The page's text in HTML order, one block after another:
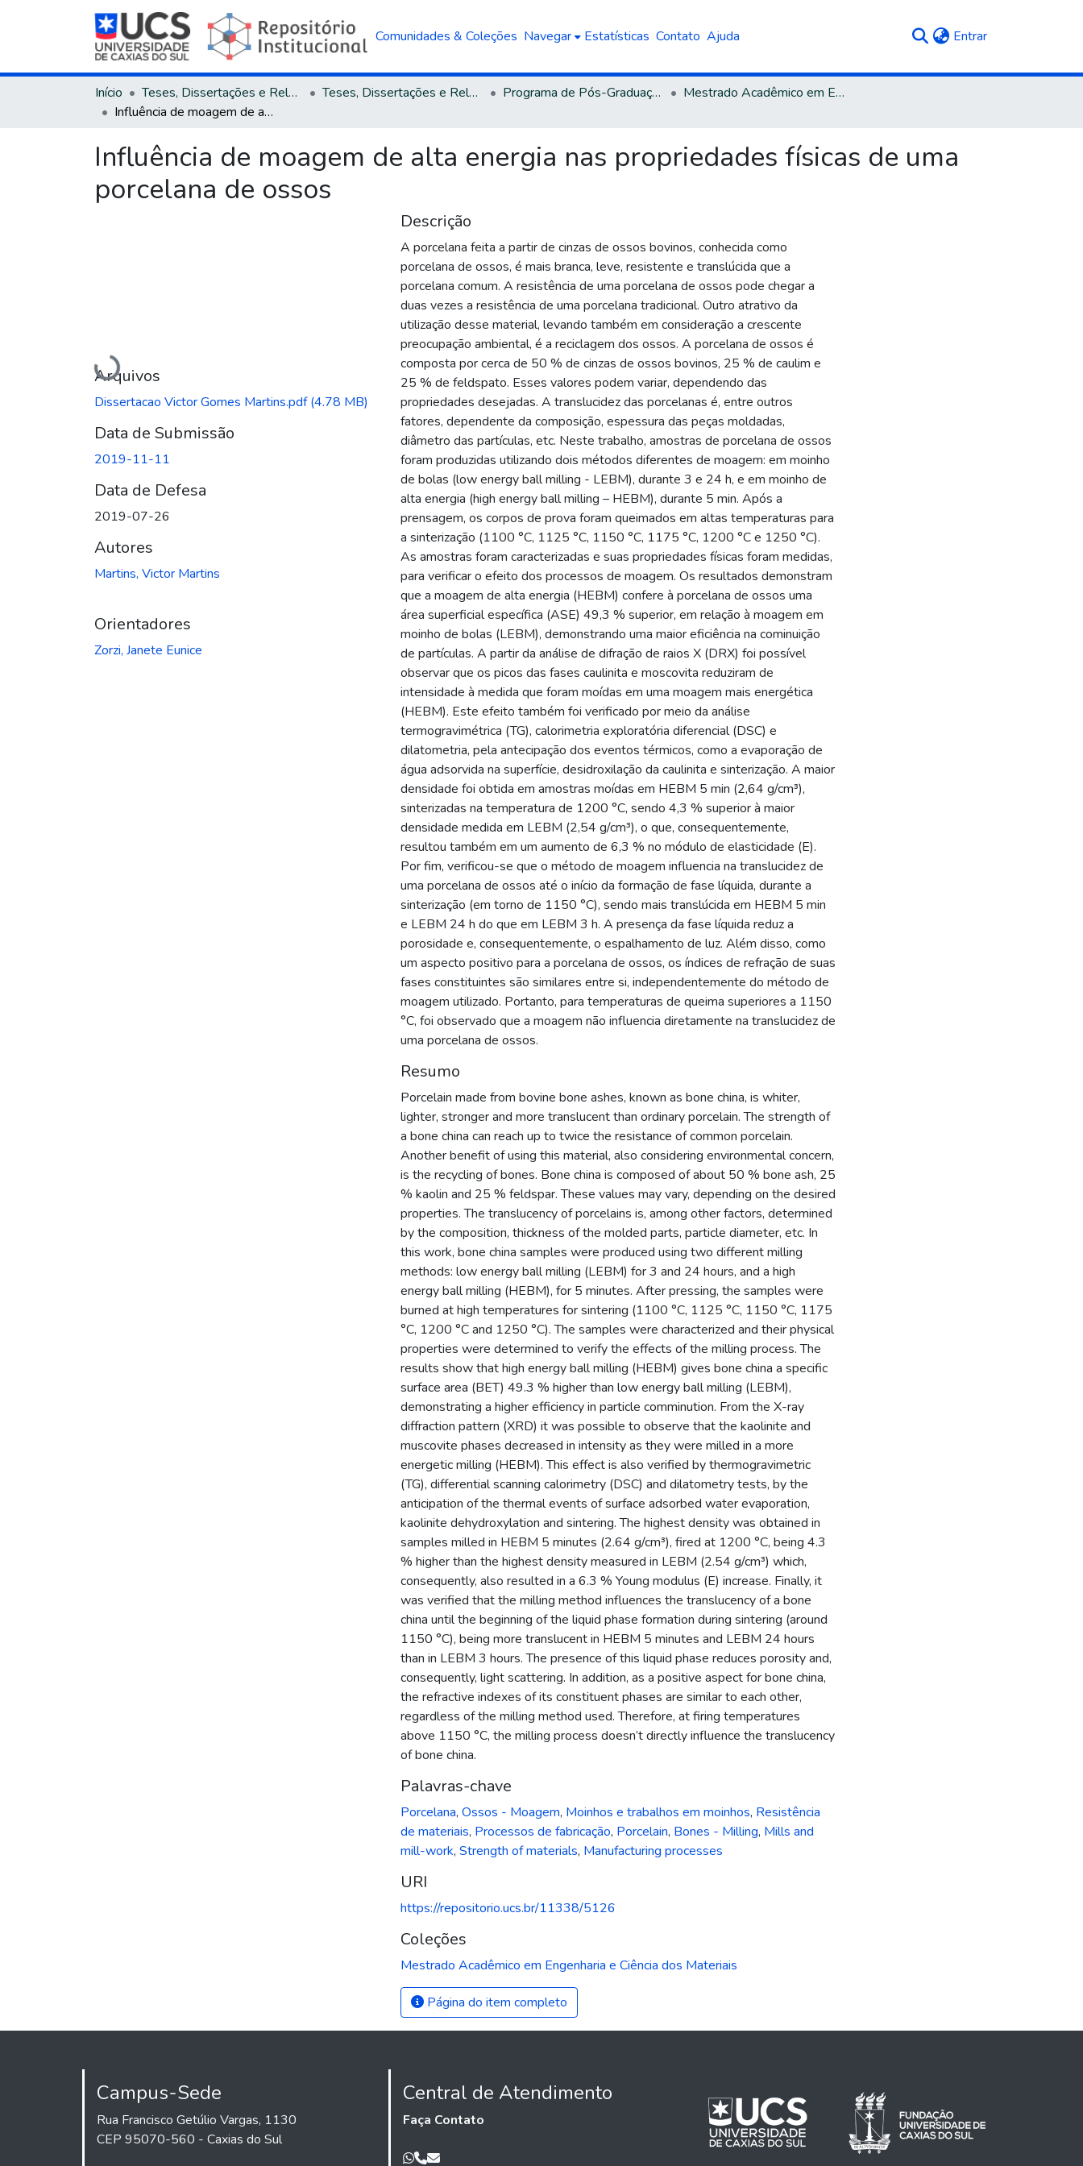
Comunidades & Coleções Navegar Estatísticas Contato Ajuda Entrar(current)
Início Teses, Dissertações e Relatórios Teses, Dissertações e Relatórios defendidos na UCS Programa de Pós-Graduação em Engenharia e Ciência dos Materiais
Mestrado Acadêmico em Engenharia e Ciência dos Materiais
Influência de moagem de alta energia nas propriedades físicas de uma porcelana de ossos
Influência de moagem de alta energia nas propriedades físicas de uma
porcelana de ossos
Carregando...
Arquivos
Dissertacao Victor Gomes Martins.pdf(4.78 MB)
Data de Submissão
2019-11-11
Data de Defesa
2019-07-26
Autores
Martins, Victor Martins
Orientadores
Zorzi, Janete Eunice
Descrição
A porcelana feita a partir de cinzas de ossos bovinos, conhecida como
porcelana de ossos, é mais branca, leve, resistente e translúcida que a
porcelana comum. A resistência de uma porcelana de ossos pode chegar a
duas vezes a resistência de uma porcelana tradicional. Outro atrativo da
utilização desse material, levando também em consideração a crescente
preocupação ambiental, é a reciclagem dos ossos. A porcelana de ossos é
composta por cerca de 50 % de cinzas de ossos bovinos, 25 % de caulim e
25 % de feldspato. Esses valores podem variar, dependendo das
propriedades desejadas. A translucidez das porcelanas é, entre outros
fatores, dependente da composição, espessura das peças moldadas,
diâmetro das partículas, etc. Neste trabalho, amostras de porcelana de ossos
foram produzidas utilizando dois métodos diferentes de moagem: em moinho
de bolas (low energy ball milling - LEBM), durante 3 e 24 h, e em moinho de
alta energia (high energy ball milling – HEBM), durante 5 min. Após a
prensagem, os corpos de prova foram queimados em altas temperaturas para
a sinterização (1100 °C, 1125 °C, 1150 °C, 1175 °C, 1200 °C e 1250 °C).
As amostras foram caracterizadas e suas propriedades físicas foram medidas,
para verificar o efeito dos processos de moagem. Os resultados demonstram
que a moagem de alta energia (HEBM) confere à porcelana de ossos uma
área superficial específica (ASE) 49,3 % superior, em relação à moagem em
moinho de bolas (LEBM), demonstrando uma maior eficiência na cominuição
de partículas. A partir da análise de difração de raios X (DRX) foi possível
observar que os picos das fases caulinita e moscovita reduziram de
intensidade à medida que foram moídas em uma moagem mais energética
(HEBM). Este efeito também foi verificado por meio da análise
termogravimétrica (TG), calorimetria exploratória diferencial (DSC) e
dilatometria, pela antecipação dos eventos térmicos, como a evaporação de
água adsorvida na superfície, desidroxilação da caulinita e sinterização. A maior
densidade foi obtida em amostras moídas em HEBM 5 min (2,64 g/cm³),
sinterizadas na temperatura de 1200 °C, sendo 4,3 % superior à maior
densidade medida em LEBM (2,54 g/cm³), o que, consequentemente,
resultou também em um aumento de 6,3 % no módulo de elasticidade (E).
Por fim, verificou-se que o método de moagem influencia na translucidez de
uma porcelana de ossos até o início da formação de fase líquida, durante a
sinterização (em torno de 1150 °C), sendo mais translúcida em HEBM 5 min
e LEBM 24 h do que em LEBM 3 h. A presença da fase líquida reduz a
porosidade e, consequentemente, o espalhamento de luz. Além disso, como
um aspecto positivo para a porcelana de ossos, os índices de refração de suas
fases constituintes são similares entre si, independentemente do método de
moagem utilizado. Portanto, para temperaturas de queima superiores a 1150
°C, foi observado que a moagem não influencia diretamente na translucidez de
uma porcelana de ossos.
Resumo
Porcelain made from bovine bone ashes, known as bone china, is whiter,
lighter, stronger and more translucent than ordinary porcelain. The strength of
a bone china can reach up to twice the resistance of common porcelain.
Another benefit of using this material, also considering environmental concern,
is the recycling of bones. Bone china is composed of about 50 % bone ash, 25
% kaolin and 25 % feldspar. These values may vary, depending on the desired
properties. The translucency of porcelains is, among other factors, determined
by the composition, thickness of the molded parts, particle diameter, etc. In
this work, bone china samples were produced using two different milling
methods: low energy ball milling (LEBM) for 3 and 24 hours, and a high
energy ball milling (HEBM), for 5 minutes. After pressing, the samples were
burned at high temperatures for sintering (1100 °C, 1125 °C, 1150 °C, 1175
°C, 1200 °C and 1250 °C). The samples were characterized and their physical
properties were determined to verify the effects of the milling process. The
results show that high energy ball milling (HEBM) gives bone china a specific
surface area (BET) 49.3 % higher than low energy ball milling (LEBM),
demonstrating a higher efficiency in particle comminution. From the X-ray
diffraction pattern (XRD) it was possible to observe that the kaolinite and
muscovite phases decreased in intensity as they were milled in a more
energetic milling (HEBM). This effect is also verified by thermogravimetric
(TG), differential scanning calorimetry (DSC) and dilatometry tests, by the
anticipation of the thermal events of surface adsorbed water evaporation,
kaolinite dehydroxylation and sintering. The highest density was obtained in
samples milled in HEBM 5 minutes (2.64 g/cm³), fired at 1200 °C, being 4.3
% higher than the highest density measured in LEBM (2.54 g/cm³) which,
consequently, also resulted in a 6.3 % Young modulus (E) increase. Finally, it
was verified that the milling method influences the translucency of a bone
china until the beginning of the liquid phase formation during sintering (around
1150 °C), being more translucent in HEBM 5 minutes and LEBM 24 hours
than in LEBM 3 hours. The presence of this liquid phase reduces porosity and,
consequently, light scattering. In addition, as a positive aspect for bone china,
the refractive indexes of its constituent phases are similar to each other,
regardless of the milling method used. Therefore, at firing temperatures
above 1150 °C, the milling process doesn’t directly influence the translucency
of bone china.
Palavras-chave
Porcelana, Ossos - Moagem, Moinhos e trabalhos em moinhos, Resistência
de materiais, Processos de fabricação, Porcelain, Bones - Milling, Mills and
mill-work, Strength of materials, Manufacturing processes
URI
https://repositorio.ucs.br/11338/5126
Coleções
Mestrado Acadêmico em Engenharia e Ciência dos Materiais
Página do item completo
Campus-Sede
Rua Francisco Getúlio Vargas, 1130
CEP 95070-560 - Caxias do Sul
Central de Atendimento
Faça Contato